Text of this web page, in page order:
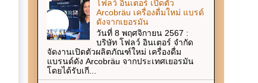
โฟลว์ อินเตอร์ เปิดตัว
Arcobräu เครื่องดื่มใหม่ แบรด์
ดังจากเยอรมัน
วันที่ 8 พฤศจิกายน 2567 :
บริษัท โฟลว์ อินเตอร์ จำกัด
จัดงานเปิดตัวผลิตภัณฑ์ใหม่ เครื่องดื่ม
แบรนด์ดัง Arcobräu จากประเทศเยอรมัน
โดยได้รับเกี...